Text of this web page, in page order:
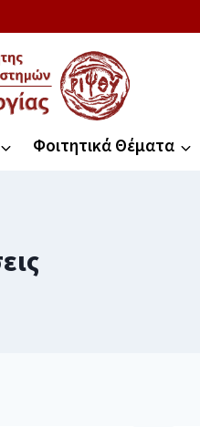
Φοιτητικά Θέματα